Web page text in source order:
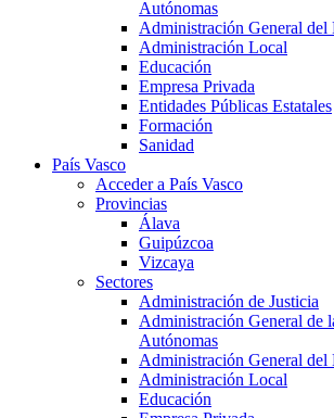
Autónomas
Administración General del
Administración Local
Educación
Empresa Privada
Entidades Públicas Estatales
Formación
Sanidad
País Vasco
Acceder a País Vasco
Provincias
Álava
Guipúzcoa
Vizcaya
Sectores
Administración de Justicia
Administración General de
Autónomas
Administración General del
Administración Local
Educación